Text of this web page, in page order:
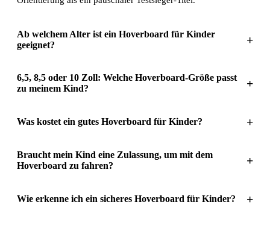
Ab welchem Alter ist ein Hoverboard für Kinder
geeignet?
+
6,5, 8,5 oder 10 Zoll: Welche Hoverboard-Größe passt
zu meinem Kind?
+
Was kostet ein gutes Hoverboard für Kinder? +
Braucht mein Kind eine Zulassung, um mit dem
Hoverboard zu fahren?
+
Wie erkenne ich ein sicheres Hoverboard für Kinder? +